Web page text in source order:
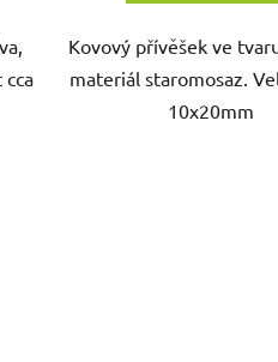
Kovový přívěšek ve
materiál staromosaz.
10x20mm